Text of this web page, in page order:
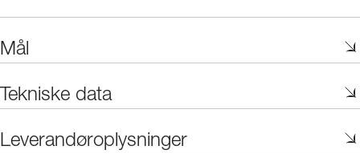
Mål
Tekniske data
Leverandøroplysninger